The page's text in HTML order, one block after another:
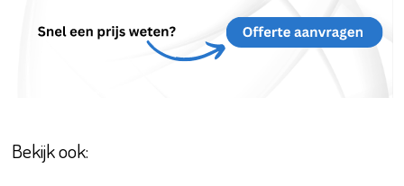
Bekijk ook: